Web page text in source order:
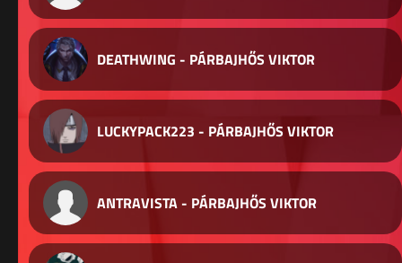
DEATHWING - PÁRBAJHŐS VIKTOR
LUCKYPACK223 - PÁRBAJHŐS VIKTOR
ANTRAVISTA - PÁRBAJHŐS VIKTOR